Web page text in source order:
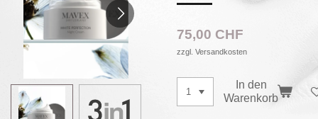
75,00 CHF
zzgl. Versandkosten
In den
Warenkorb